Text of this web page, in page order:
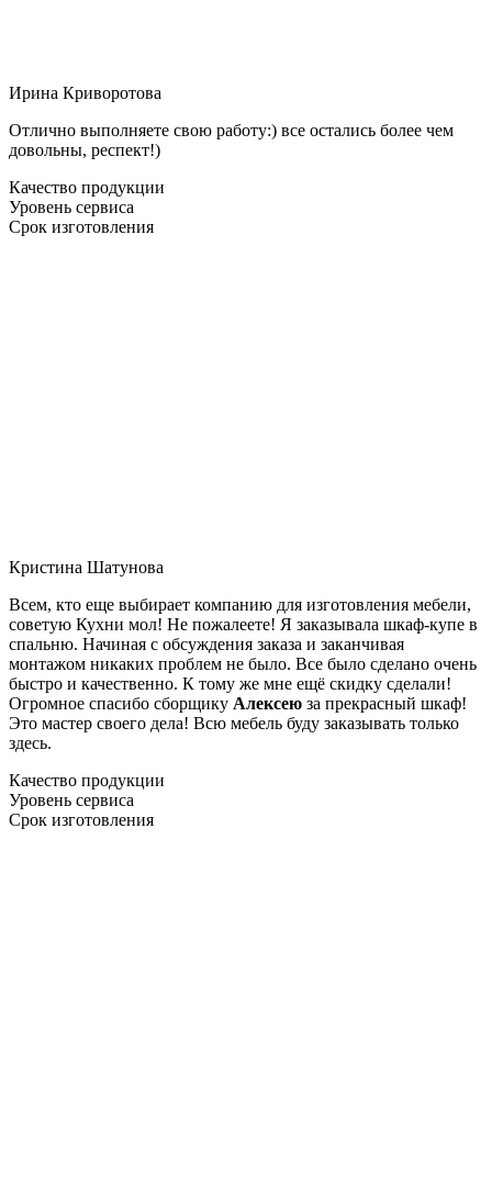
Ирина Криворотова
Отлично выполняете свою работу:) все остались более чем
довольны, респект!)
Качество продукции
Уровень сервиса
Срок изготовления
Кристина Шатунова
Всем, кто еще выбирает компанию для изготовления мебели,
советую Кухни мол! Не пожалеете! Я заказывала шкаф-купе в
спальню. Начиная с обсуждения заказа и заканчивая
монтажом никаких проблем не было. Все было сделано очень
быстро и качественно. К тому же мне ещё скидку сделали!
Огромное спасибо сборщику Алексею за прекрасный шкаф!
Это мастер своего дела! Всю мебель буду заказывать только
здесь.
Качество продукции
Уровень сервиса
Срок изготовления